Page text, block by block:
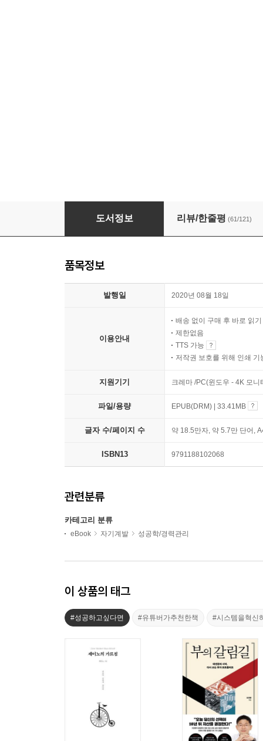
더 시스템 THE SYSTEM
도서정보 리뷰/한줄평 (61/121)
품목정보
발행일 2020년 08월 18일
이용안내
배송 없이 구매 후 바로 읽기
제한없음
TTS 가능
저작권 보호를 위해 인쇄 기
지원기기 크레마 /PC(윈도우 - 4K 모
파일/용량 EPUB(DRM) | 33.41MB
글자 수/페이지 수 약 18.5만자, 약 5.7만 단어,
ISBN13 9791188102068
관련분류
카테고리 분류
eBook 자기계발 성공학/경력관리
이 상품의 태그
#성공하고싶다면 #유튜버가추천한책 #시스템을혁신